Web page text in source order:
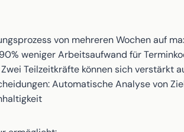
von mehreren Wochen auf
weniger Arbeitsaufwand für
Teilzeitkräfte können sich
Automatische Analyse von